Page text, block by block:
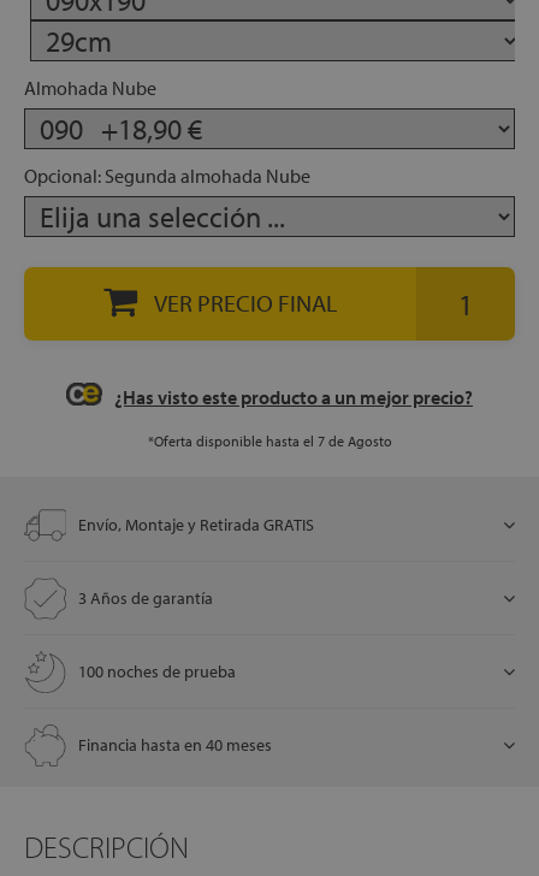
Almohada Nube
Opcional: Segunda almohada Nube
VER PRECIO FINAL
¿Has visto este producto a un mejor precio?
*Oferta disponible hasta el 7 de Agosto
Envío, Montaje y Retirada GRATIS
3 Años de garantía
100 noches de prueba
Financia hasta en 40 meses
DESCRIPCIÓN